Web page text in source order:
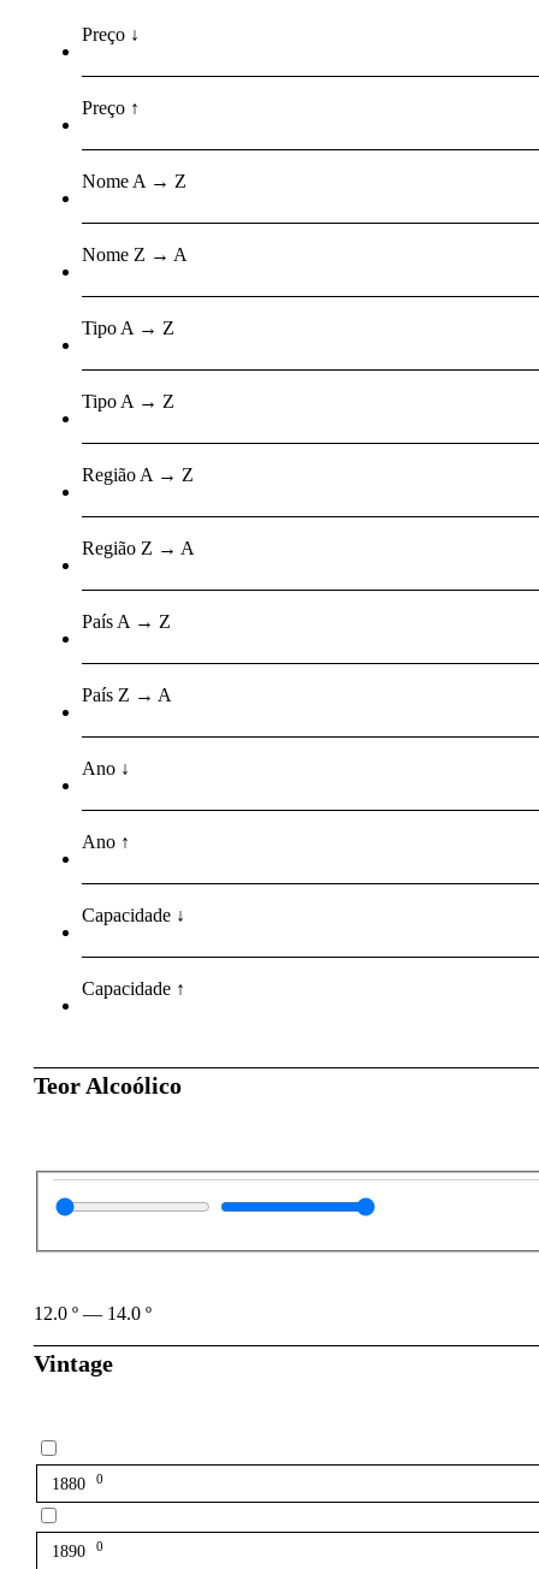
Preço ↓
Preço ↑
Nome A → Z
Nome Z → A
Tipo A → Z
Tipo A → Z
Região A → Z
Região Z → A
País A → Z
País Z → A
Ano ↓
Ano ↑
Capacidade ↓
Capacidade ↑
Teor Alcoólico
12.0 º — 14.0 º
Vintage
1880 0
1890 0